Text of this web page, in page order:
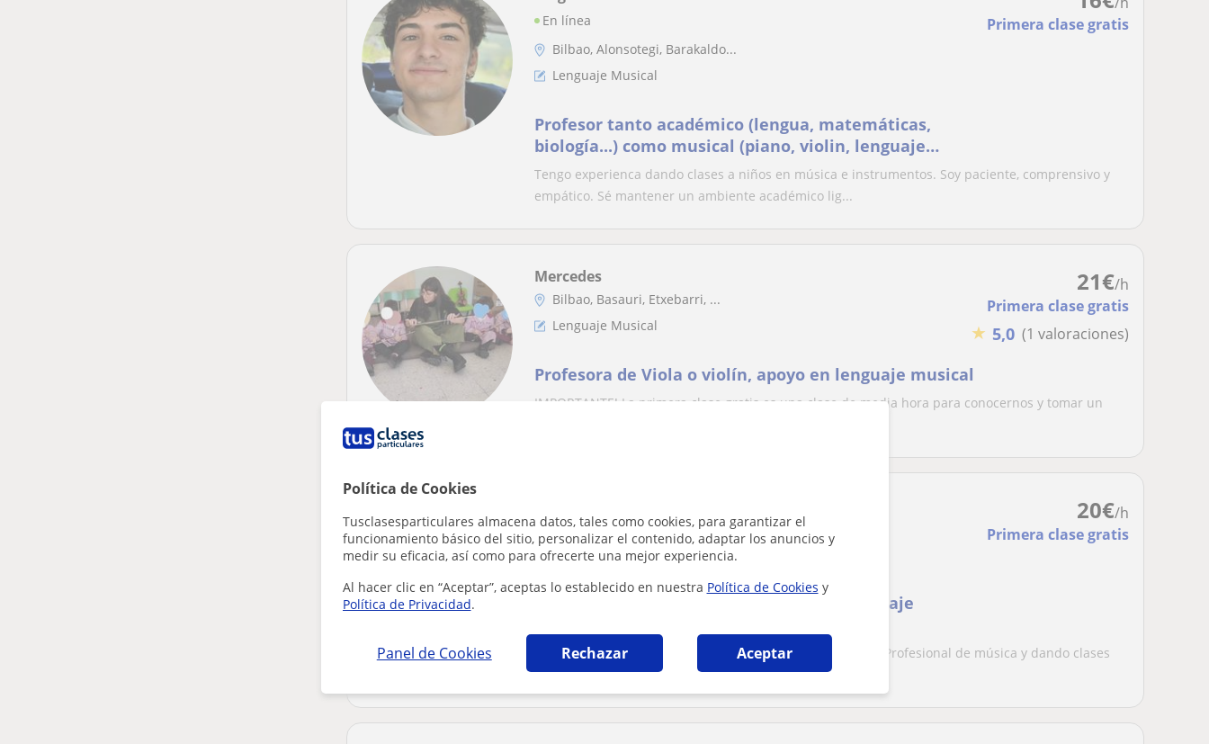
Política de Cookies
Tusclasesparticulares almacena datos, tales como cookies, para garantizar el
funcionamiento básico del sitio, personalizar el contenido, adaptar los anuncios y
medir su eficacia, así como para ofrecerte una mejor experiencia.
Al hacer clic en “Aceptar”, aceptas lo establecido en nuestra Política de Cookies y
Política de Privacidad.
Panel de Cookies Rechazar Aceptar
Primera clase gratis
En línea
Bilbao, Alonsotegi, Barakaldo...
Lenguaje Musical
Profesor tanto académico (lengua, matemáticas,
biología...) como musical (piano, violin, lenguaje
musical...)
Tengo experienca dando clases a niños en música e instrumentos. Soy paciente, comprensivo y
empático. Sé mantener un ambiente académico lig...
21€/h
Primera clase gratis
★ 5,0 (1 valoraciones)
Mercedes
Bilbao, Basauri, Etxebarri, ...
Lenguaje Musical
Profesora de Viola o violín, apoyo en lenguaje musical
IMPORTANTE! La primera clase gratis es una clase de media hora para conocernos y tomar un
20€/h
Primera clase gratis
Bilbao, Vitoria-Gasteiz
Lenguaje Musical
Doy clases particulares de violín y de Lenguaje
Graduada en el profesional de violín por el Conservatorio Profesional de música y dando clases
desde hace 10 años tanto de iniciación como...